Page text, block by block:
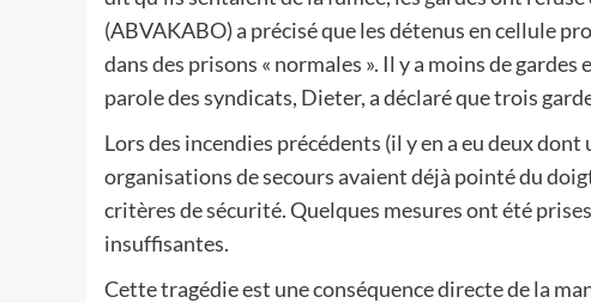
(ABVAKABO) a précisé que les détenus en cellule
dans des prisons « normales ». Il y a moins de
parole des syndicats, Dieter, a déclaré que trois
Lors des incendies précédents (il y en a eu deux
organisations de secours avaient déjà pointé du
critères de sécurité. Quelques mesures ont été
insuffisantes.
Cette tragédie est une conséquence directe de la